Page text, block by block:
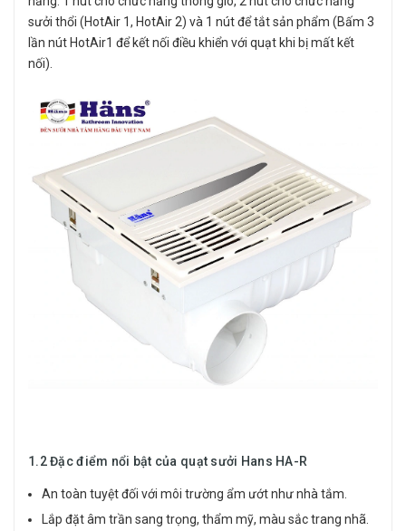
sưởi thổi (HotAir 1, HotAir 2) và 1 nút để tắt sản phẩm (Bấm 3
lần nút HotAir1 để kết nối điều khiển với quạt khi bị mất kết
nối).
1.2 Đặc điểm nổi bật của quạt sưởi Hans HA-R
An toàn tuyệt đối với môi trường ẩm ướt như nhà tắm.
Lắp đặt âm trần sang trọng, thẩm mỹ, màu sắc trang nhã.